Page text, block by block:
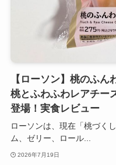
【ローソン】桃のふ
桃とふわふわレアチー
登場！実食レビュー
ローソンは、現在「桃づく
ム、ゼリー、ロール...
2026年7月19日